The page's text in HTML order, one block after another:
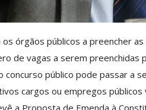
órgãos públicos a preencher
de vagas a serem preenchidas
concurso público pode passar a
cargos ou empregos públicos
a Proposta de Emenda à
29 jul, 2026
IMPRENSA